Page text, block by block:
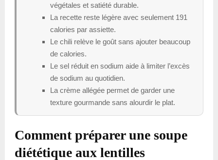
végétales et satiété durable.
La recette reste légère avec seulement 191
calories par assiette.
Le chili relève le goût sans ajouter beaucoup
de calories.
Le sel réduit en sodium aide à limiter l’excès
de sodium au quotidien.
La crème allégée permet de garder une
texture gourmande sans alourdir le plat.
Comment préparer une soupe
diététique aux lentilles